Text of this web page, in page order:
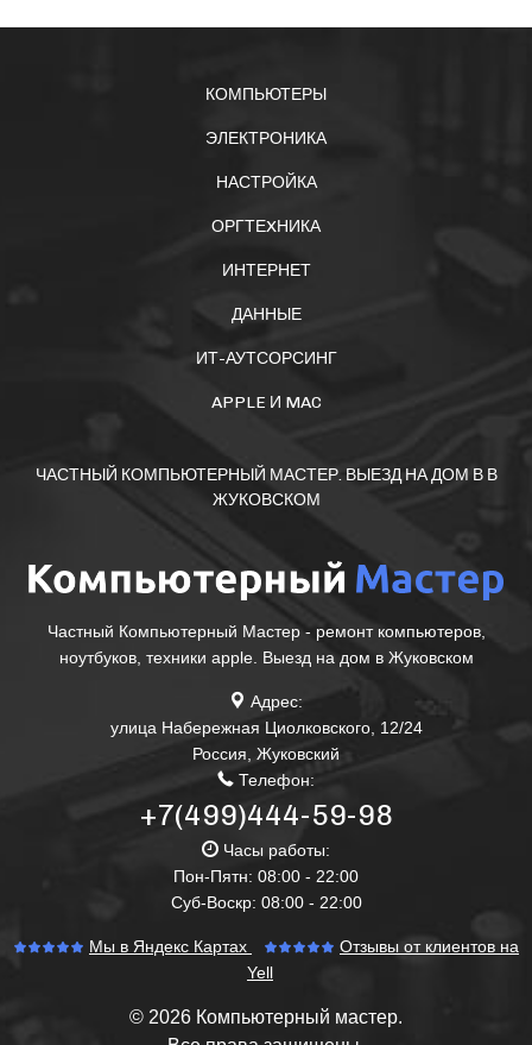
КОМПЬЮТЕРЫ
ЭЛЕКТРОНИКА
НАСТРОЙКА
ОРГТЕXНИКА
ИНТЕРНЕТ
ДАННЫЕ
ИТ-АУТСОРСИНГ
APPLE И MAC
ЧАСТНЫЙ КОМПЬЮТЕРНЫЙ МАСТЕР. ВЫЕЗД НА ДОМ В В
ЖУКОВСКОМ
Частный Компьютерный Мастер - ремонт компьютеров,
ноутбуков, техники apple. Выезд на дом в Жуковском
Адрес:
улица Набережная Циолковского, 12/24
Россия, Жуковский
Телефон:
+7(499)444-59-98
Часы работы:
Пон-Пятн: 08:00 - 22:00
Суб-Воскр: 08:00 - 22:00
Мы в Яндекс Картах
Отзывы от клиентов на
Yell
© 2026 Компьютерный мастер.